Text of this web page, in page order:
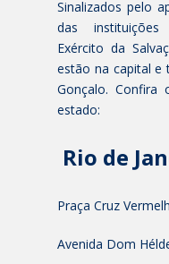
Sinalizados pelo
das instituições
Exército da
estão na capital e
Gonçalo. Confira
estado:
Rio de
Praça Cruz
Avenida Dom